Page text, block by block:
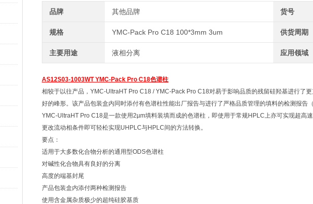
品牌 其他品牌 货号
规格 YMC-Pack Pro C18 100*3mm 3um 供货周期
主要用途 液相分离 应用领域
AS12S03-1003WT YMC-Pack Pro C18色谱柱
相较于以往产品，YMC-UltraHT Pro C18 / YMC-Pack Pro C18对易于影响品质的残留硅羟基进行了
好的峰形。该产品包装盒内同时添付有色谱柱性能出厂报告与进行了严格品质管理的填料的检测报告
YMC-UltraHT Pro C18是一款使用2µm填料装填而成的色谱柱，即使用于常规HPLC上亦可实现超高
更改流动相条件即可轻松实现UHPLC与HPLC间的方法转换。
要点：
适用于大多数化合物分析的通用型ODS色谱柱
对碱性化合物具有良好的分离
高度的端基封尾
产品包装盒内添付两种检测报告
使用含金属杂质极少的超纯硅胶基质